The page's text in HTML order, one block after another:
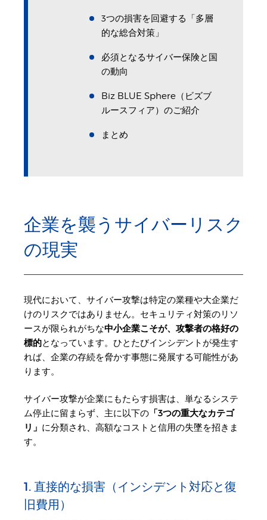
3つの損害を回避する「多層
的な総合対策」
必須となるサイバー保険と国
の動向
Biz BLUE Sphere（ビズブ
ルースフィア）のご紹介
まとめ
企業を襲うサイバーリスク
の現実
現代において、サイバー攻撃は特定の業種や大企業だ
けのリスクではありません。セキュリティ対策のリソ
ースが限られがちな中小企業こそが、攻撃者の格好の
標的となっています。ひとたびインシデントが発生す
れば、企業の存続を脅かす事態に発展する可能性があ
ります。
サイバー攻撃が企業にもたらす損害は、単なるシステ
ム停止に留まらず、主に以下の 「3つの重大なカテゴ
リ」 に分類され、高額なコストと信用の失墜を招きま
す。
1. 直接的な損害（インシデント対応と復
旧費用）